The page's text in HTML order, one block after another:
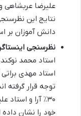
علیرضا عربشاهی و
نتایج این
دانش آموزان بر
نظرسنجی
توجه قرار گرفته
خود را نشان